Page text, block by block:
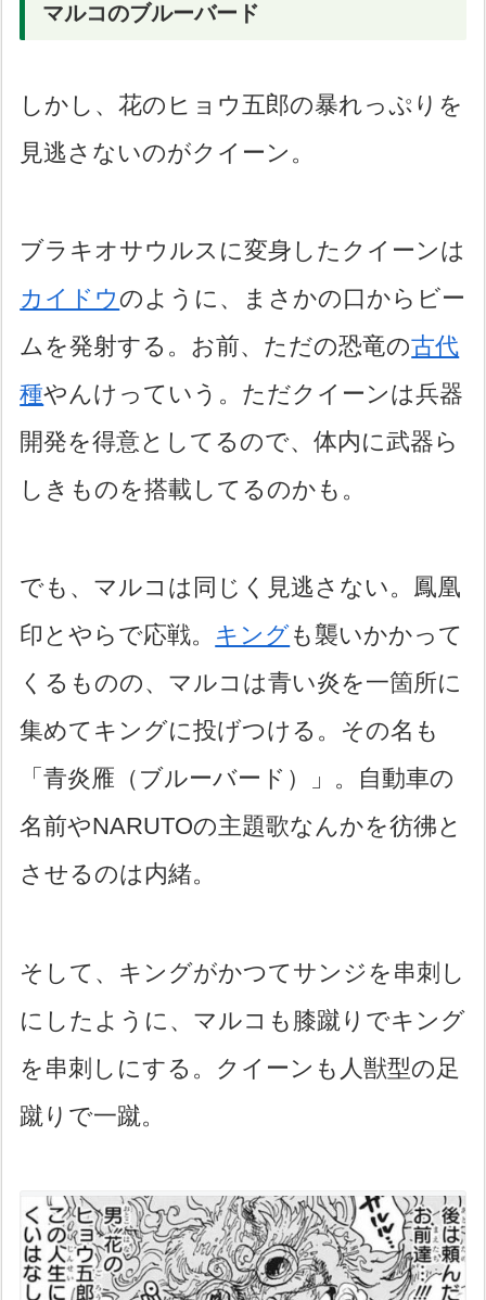
マルコのブルーバード
しかし、花のヒョウ五郎の暴れっぷりを
見逃さないのがクイーン。
ブラキオサウルスに変身したクイーンは
カイドウのように、まさかの口からビー
ムを発射する。お前、ただの恐竜の古代
種やんけっていう。ただクイーンは兵器
開発を得意としてるので、体内に武器ら
しきものを搭載してるのかも。
でも、マルコは同じく見逃さない。鳳凰
印とやらで応戦。 キングも襲いかかって
くるものの、マルコは青い炎を一箇所に
集めてキングに投げつける。その名も
「青炎雁（ブルーバード）」。自動車の
名前やNARUTOの主題歌なんかを彷彿と
させるのは内緒。
そして、キングがかつてサンジを串刺し
にしたように、マルコも膝蹴りでキング
を串刺しにする。クイーンも人獣型の足
蹴りで一蹴。